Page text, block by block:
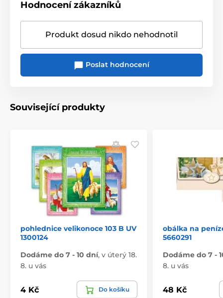
Hodnocení zákazníků
Produkt dosud nikdo nehodnotil
Poslat hodnocení
Související produkty
pohlednice velikonoce 103 B UV
1300124
Dodáme do 7 - 10 dní, v úterý 18.
8. u vás
4 Kč Do košíku
obálka na
5660291
Dodáme do 7 -
8. u vás
48 Kč